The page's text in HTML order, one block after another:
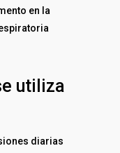
en la
utiliza
diarias